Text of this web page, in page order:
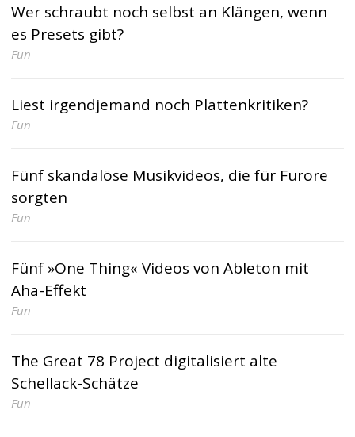
Wer schraubt noch selbst an Klängen, wenn
es Presets gibt?
Fun
Liest irgendjemand noch Plattenkritiken?
Fun
Fünf skandalöse Musikvideos, die für Furore
sorgten
Fun
Fünf »One Thing« Videos von Ableton mit
Aha-Effekt
Fun
The Great 78 Project digitalisiert alte
Schellack-Schätze
Fun